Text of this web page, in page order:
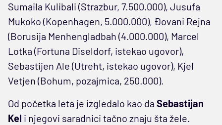
Sumaila Kulibali (Strazbur, 7.500.000), Jusufa
Mukoko (Kopenhagen, 5.000.000), Đovani Rejna
(Borusija Menhengladbah (4.000.000), Marcel
Lotka (Fortuna Diseldorf, istekao ugovor),
Sebastijen Ale (Utreht, istekao ugovor), Kjel
Vetjen (Bohum, pozajmica, 250.000).
Od početka leta je izgledalo kao da Sebastijan
Kel i njegovi saradnici tačno znaju šta žele.